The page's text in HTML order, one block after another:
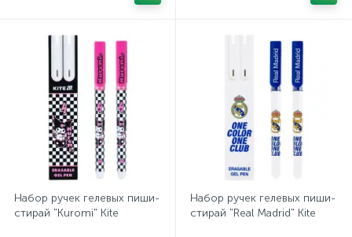
Набор ручек гелевых пиши-
стирай "Kuromi" Kite
Набор ручек гелевых пиши-
стирай "Real Madrid" Kite